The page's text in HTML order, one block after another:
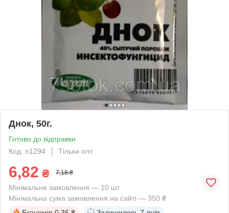
Днок, 50г.
Готово до відправки
Код: n1294
Тільки опт
6,82 ₴ 7,18 ₴
Мінімальне замовлення — 10 шт.
Мінімальна сума замовлення на сайті — 350 ₴